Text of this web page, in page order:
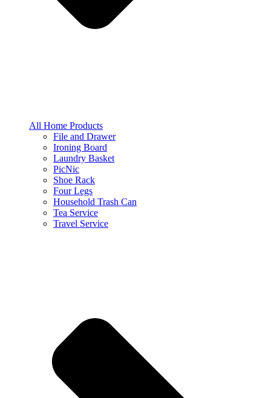
All Home Products
File and Drawer
Ironing Board
Laundry Basket
PicNic
Shoe Rack
Four Legs
Household Trash Can
Tea Service
Travel Service